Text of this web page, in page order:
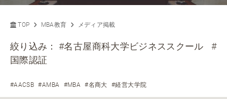
TOP MBA教育 メディア掲載
絞り込み：#名古屋商科大学ビジネススクール
#
国際認証
#AACSB #AMBA #MBA #名商大 #経営大学院